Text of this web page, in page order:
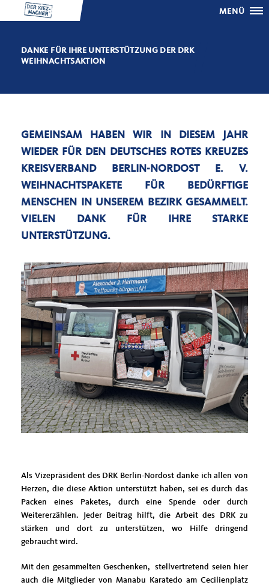
MENÜ
DANKE FÜR IHRE UNTERSTÜTZUNG DER DRK
WEIHNACHTSAKTION
GEMEINSAM HABEN WIR IN DIESEM JAHR
WIEDER FÜR DEN DEUTSCHES ROTES KREUZES
KREISVERBAND BERLIN-NORDOST E. V.
WEIHNACHTSPAKETE FÜR BEDÜRFTIGE
MENSCHEN IN UNSEREM BEZIRK GESAMMELT.
VIELEN DANK FÜR IHRE STARKE
UNTERSTÜTZUNG.
Als Vizepräsident des DRK Berlin-Nordost danke ich allen von
Herzen, die diese Aktion unterstützt haben, sei es durch das
Packen eines Paketes, durch eine Spende oder durch
Weitererzählen. Jeder Beitrag hilft, die Arbeit des DRK zu
stärken und dort zu unterstützen, wo Hilfe dringend
gebraucht wird.
Mit den gesammelten Geschenken, stellvertretend seien hier
auch die Mitglieder von Manabu Karatedo am Cecilienplatz